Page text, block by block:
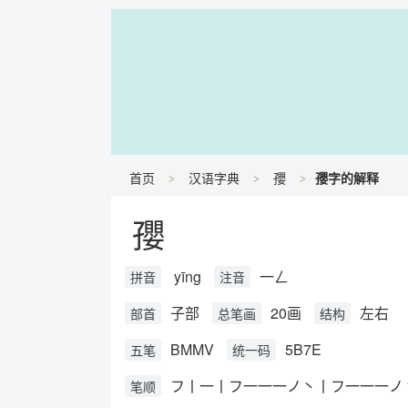
首页 汉语字典 孾 孾字的解释
孾
拼音 yīng 注音 一ㄥ
部首 子部 总笔画 20画 结构 左右
五笔 BMMV 统一码 5B7E
笔顺 フ丨一丨フ一一一ノ丶丨フ一一一